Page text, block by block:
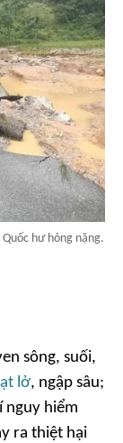
hư hỏng nặng.
sông, suối,
lở, ngập sâu;
nguy hiểm
ra thiệt hại